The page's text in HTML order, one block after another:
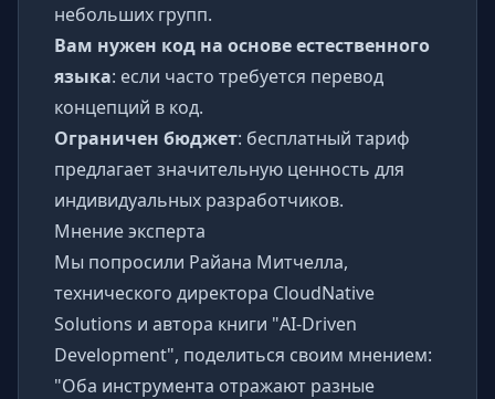
небольших групп.
Вам нужен код на основе естественного
языка: если часто требуется перевод
концепций в код.
Ограничен бюджет: бесплатный тариф
предлагает значительную ценность для
индивидуальных разработчиков.
Мнение эксперта
Мы попросили Райана Митчелла,
технического директора CloudNative
Solutions и автора книги "AI-Driven
Development", поделиться своим мнением:
"Оба инструмента отражают разные